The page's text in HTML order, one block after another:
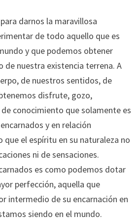
darnos la maravillosa
de todo aquello que es
y que podemos obtener
de nuestra existencia terrena. A
de nuestros sentidos, de
disfrute, gozo,
conocimiento que solamente es
y en relación
que el espíritu en su naturaleza no
ni de sensaciones.
es como podemos dotar
perfección, aquella que
intermedio de su encarnación en
siendo en el mundo.